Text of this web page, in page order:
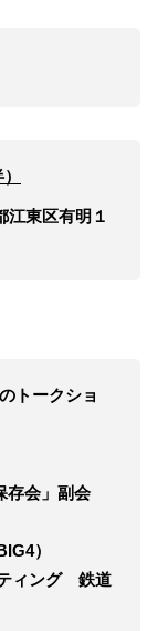
江東区有明１
トークショ
存会」副会
）
ィング 鉄道